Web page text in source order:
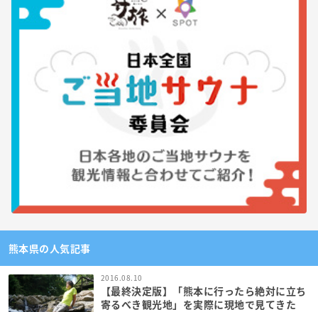
熊本県の人気記事
2016.08.10
【最終決定版】「熊本に行ったら絶対に立ち
寄るべき観光地」を実際に現地で見てきた